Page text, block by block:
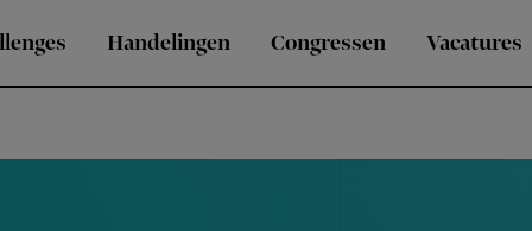
Handelingen Congressen Vacatures